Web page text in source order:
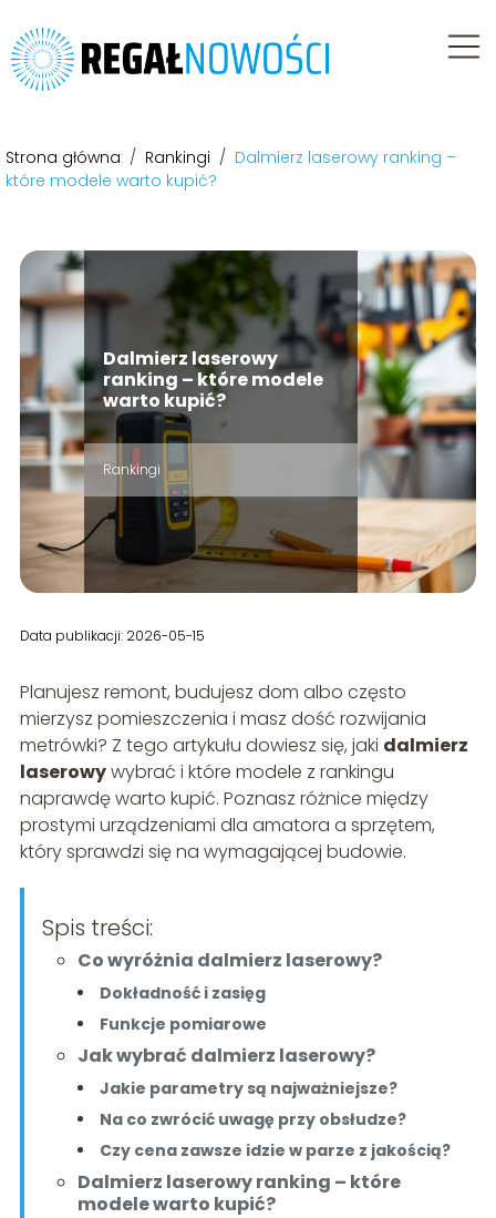
Strona główna / Rankingi / Dalmierz laserowy ranking –
które modele warto kupić?
Dalmierz laserowy
ranking – które modele
warto kupić?
Rankingi
Data publikacji: 2026-05-15
Planujesz remont, budujesz dom albo często
mierzysz pomieszczenia i masz dość rozwijania
metrówki? Z tego artykułu dowiesz się, jaki dalmierz
laserowywybrać i które modele z rankingu
naprawdę warto kupić. Poznasz różnice między
prostymi urządzeniami dla amatora a sprzętem,
który sprawdzi się na wymagającej budowie.
Spis treści:
Co wyróżnia dalmierz laserowy?
Dokładność i zasięg
Funkcje pomiarowe
Jak wybrać dalmierz laserowy?
Jakie parametry są najważniejsze?
Na co zwrócić uwagę przy obsłudze?
Czy cena zawsze idzie w parze z jakością?
Dalmierz laserowy ranking – które
modele warto kupić?